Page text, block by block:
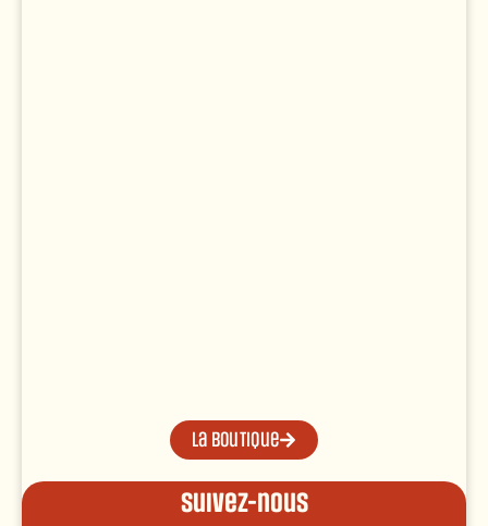
La boutique
Suivez-nous